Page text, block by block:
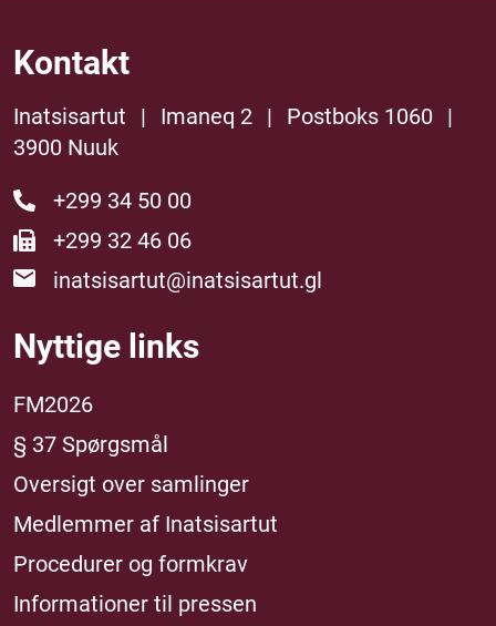
Kontakt
Inatsisartut | Imaneq 2 | Postboks 1060
|
3900 Nuuk
+299 34 50 00
+299 32 46 06
inatsisartut@inatsisartut.gl
Nyttige links
FM2026
§ 37 Spørgsmål
Oversigt over samlinger
Medlemmer af Inatsisartut
Procedurer og formkrav
Informationer til pressen